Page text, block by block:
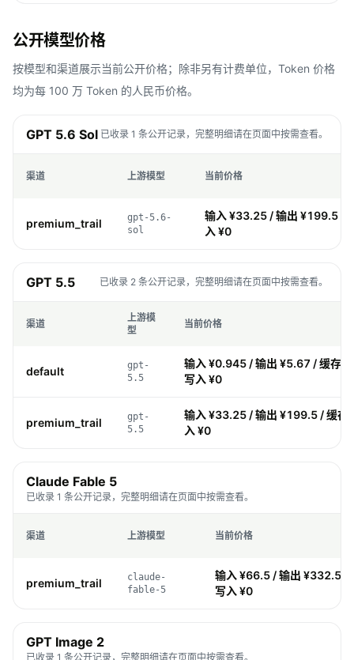
公开模型价格
按模型和渠道展示当前公开价格；除非另有计费单位，Token 价格
均为每 100 万 Token 的人民币价格。
GPT 5.6 Sol 已收录 1 条公开记录，完整明细请在页面中按需查看。
渠道 上游模型 当前价格
premium_trail
gpt-5.6-
sol
输入 ¥33.25 / 输出 ¥199.5 /
入 ¥0
GPT 5.5 已收录 2 条公开记录，完整明细请在页面中按需查看。
渠道
上游模
型
当前价格
default
gpt-
5.5
输入 ¥0.945 / 输出 ¥5.67 / 缓存
写入 ¥0
premium_trail
gpt-
5.5
输入 ¥33.25 / 输出 ¥199.5 / 缓存
入 ¥0
Claude Fable 5
已收录 1 条公开记录，完整明细请在页面中按需查看。
渠道 上游模型 当前价格
premium_trail
claude-
fable-5
输入 ¥66.5 / 输出 ¥332.5 /
写入 ¥0
GPT Image 2
已收录 1 条公开记录，完整明细请在页面中按需查看。